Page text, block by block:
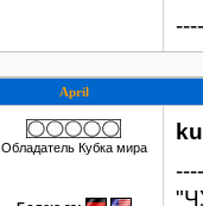
April
Обладатель Кубка мира